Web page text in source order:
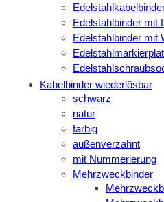
Edelstahlbinder mit
Edelstahlbinder mit
Kabelbinder wiederlösbar
schwarz
natur
farbig
außenverzahnt
mit Nummerierung
Mehrzweckbinder